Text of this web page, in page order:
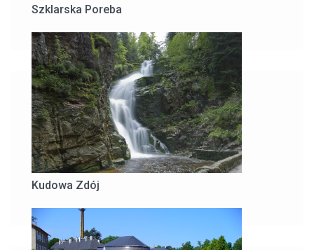
Szklarska Poreba
Kudowa Zdój